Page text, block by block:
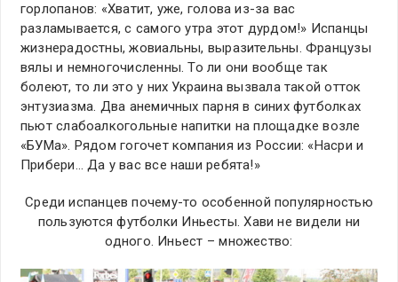
горлопанов: «Хватит, уже, голова из-за вас
разламывается, с самого утра этот дурдом!» Испанцы
жизнерадостны, жовиальны, выразительны. Французы
вялы и немногочисленны. То ли они вообще так
болеют, то ли это у них Украина вызвала такой отток
энтузиазма. Два анемичных парня в синих футболках
пьют слабоалкогольные напитки на площадке возле
«БУМа». Рядом гогочет компания из России: «Насри и
Прибери… Да у вас все наши ребята!»
Среди испанцев почему-то особенной популярностью
пользуются футболки Иньесты. Хави не видели ни
одного. Иньест – множество: